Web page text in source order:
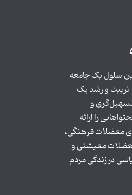
سلول یک جامعه
و رشد یک
تسهیل‌گری و
را ارائه
معضلات فرهنگی،
معیشتی و
در زندگی مردم